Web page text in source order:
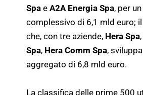
Spa eA2A Energia Spa, per
complessivo di 6,1 mld euro;
che, con tre aziende, Hera Spa,
Spa, Hera Comm Spa,
aggregato di 6,8 mld euro.
La classifica delle prime 500